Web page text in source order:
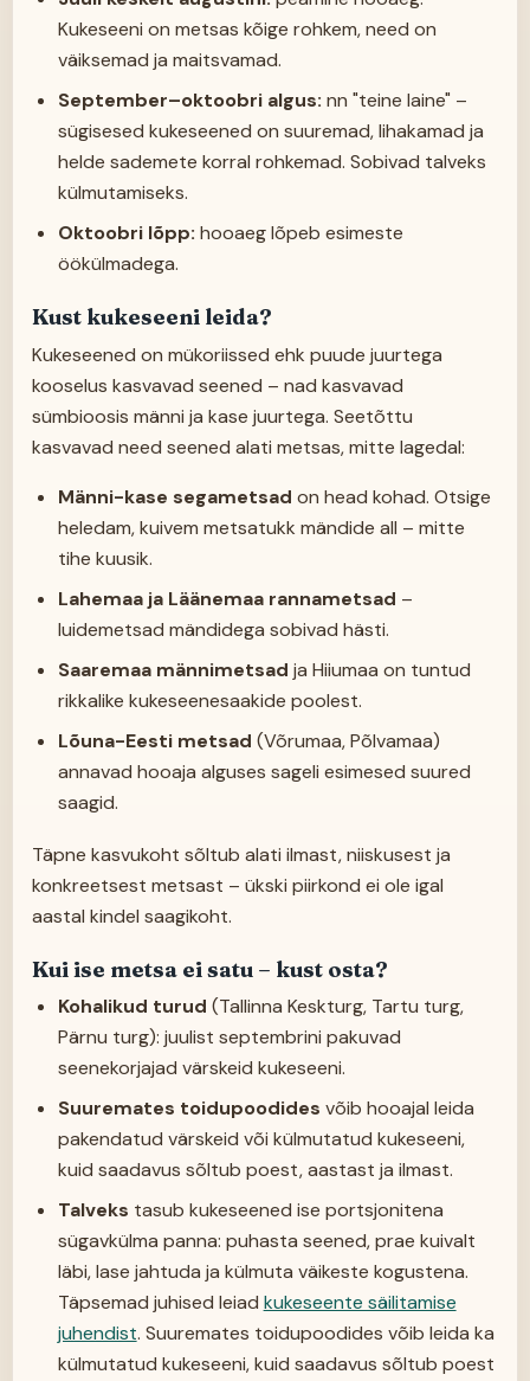
Kukeseeni on metsas kõige rohkem, need on
väiksemad ja maitsvamad.
September–oktoobri algus: nn "teine laine" –
sügisesed kukeseened on suuremad, lihakamad ja
helde sademete korral rohkemad. Sobivad talveks
külmutamiseks.
Oktoobri lõpp: hooaeg lõpeb esimeste
öökülmadega.
Kust kukeseeni leida?
Kukeseened on mükoriissed ehk puude juurtega
kooselus kasvavad seened – nad kasvavad
sümbioosis männi ja kase juurtega. Seetõttu
kasvavad need seened alati metsas, mitte lagedal:
Männi-kase segametsad on head kohad. Otsige
heledam, kuivem metsatukk mändide all – mitte
tihe kuusik.
Lahemaa ja Läänemaa rannametsad –
luidemetsad mändidega sobivad hästi.
Saaremaa männimetsad ja Hiiumaa on tuntud
rikkalike kukeseenesaakide poolest.
Lõuna-Eesti metsad (Võrumaa, Põlvamaa)
annavad hooaja alguses sageli esimesed suured
saagid.
Täpne kasvukoht sõltub alati ilmast, niiskusest ja
konkreetsest metsast – ükski piirkond ei ole igal
aastal kindel saagikoht.
Kui ise metsa ei satu – kust osta?
Kohalikud turud (Tallinna Keskturg, Tartu turg,
Pärnu turg): juulist septembrini pakuvad
seenekorjajad värskeid kukeseeni.
Suuremates toidupoodides võib hooajal leida
pakendatud värskeid või külmutatud kukeseeni,
kuid saadavus sõltub poest, aastast ja ilmast.
Talveks tasub kukeseened ise portsjonitena
sügavkülma panna: puhasta seened, prae kuivalt
läbi, lase jahtuda ja külmuta väikeste kogustena.
Täpsemad juhised leiad kukeseente säilitamise
juhendist. Suuremates toidupoodides võib leida ka
külmutatud kukeseeni, kuid saadavus sõltub poest